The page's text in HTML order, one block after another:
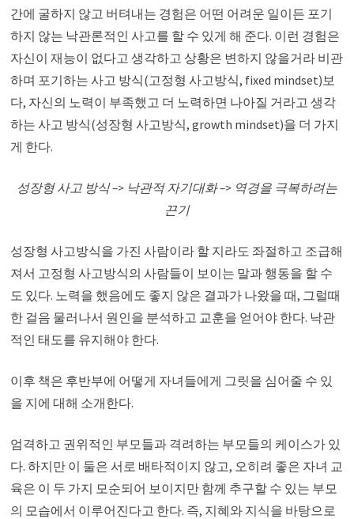
간에 굴하지 않고 버텨내는 경험은 어떤 어려운 일이든 포기
하지 않는 낙관론적인 사고를 할 수 있게 해 준다. 이런 경험은
자신이 재능이 없다고 생각하고 상황은 변하지 않을거라 비관
하며 포기하는 사고 방식(고정형 사고방식, fixed mindset)보
다, 자신의 노력이 부족했고 더 노력하면 나아질 거라고 생각
하는 사고 방식(성장형 사고방식, growth mindset)을 더 가지
게 한다.
성장형 사고 방식 –> 낙관적 자기대화 –> 역경을 극복하려는
끈기
성장형 사고방식을 가진 사람이라 할 지라도 좌절하고 조급해
져서 고정형 사고방식의 사람들이 보이는 말과 행동을 할 수
도 있다. 노력을 했음에도 좋지 않은 결과가 나왔을 때, 그럴때
한 걸음 물러나서 원인을 분석하고 교훈을 얻어야 한다. 낙관
적인 태도를 유지해야 한다.
이후 책은 후반부에 어떻게 자녀들에게 그릿을 심어줄 수 있
을 지에 대해 소개한다.
엄격하고 권위적인 부모들과 격려하는 부모들의 케이스가 있
다. 하지만 이 둘은 서로 배타적이지 않고, 오히려 좋은 자녀 교
육은 이 두 가지 모순되어 보이지만 함께 추구할 수 있는 부모
의 모습에서 이루어진다고 한다. 즉, 지혜와 지식을 바탕으로